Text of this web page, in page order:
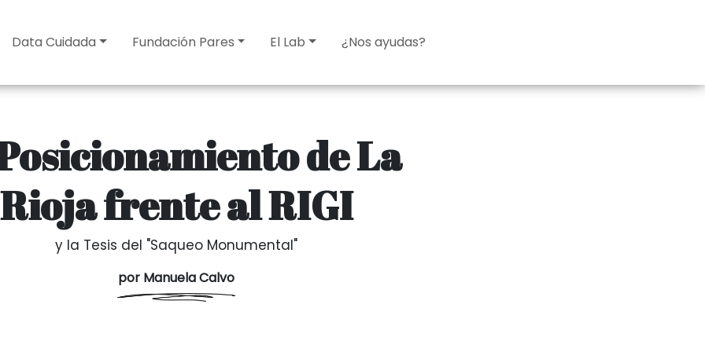
Data Cuidada Fundación Pares El Lab ¿Nos ayudas?
de La
Rioja frente al RIGI
y la Tesis del "Saqueo Monumental"
por Manuela Calvo